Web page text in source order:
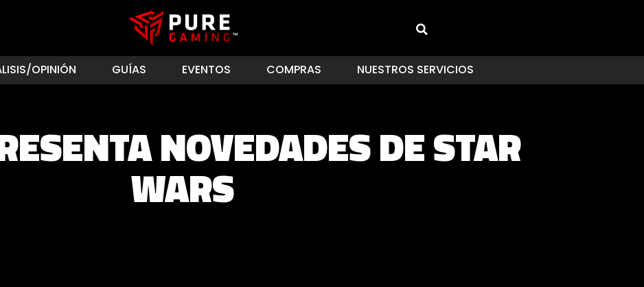
OPINIÓN GUÍAS EVENTOS COMPRAS NUESTROS SERVICIOS
NOVEDADES DE STAR
WARS